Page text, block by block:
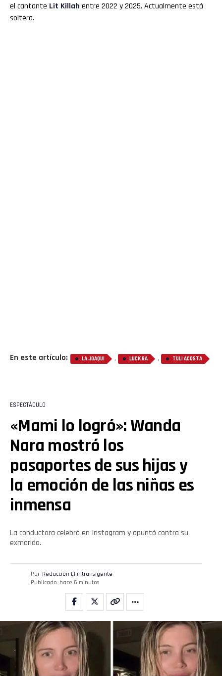
el cantante Lit Killah entre 2022 y 2025. Actualmente está
soltera.
En este artículo: LA JOAQUI , LUCK RA , TULI ACOSTA
ESPECTÁCULO
«Mami lo logró»: Wanda
Nara mostró los
pasaportes de sus hijas y
la emoción de las niñas es
inmensa
La conductora celebró en Instagram y apuntó contra su
exmarido.
Por Redacción El intransigente
Publicado hace 6 minutos